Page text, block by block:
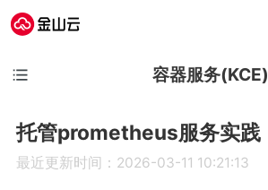
容器服务(KCE)
托管prometheus服务实践
最近更新时间：2026-03-11 10:21:13